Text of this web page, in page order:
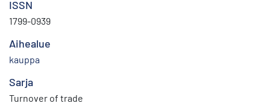
ISSN
1799-0939
Aihealue
kauppa
Sarja
Turnover of trade